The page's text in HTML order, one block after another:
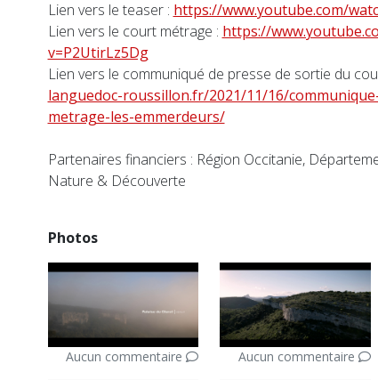
Lien vers le teaser : https://www.youtube.com/
Lien vers le court métrage : https://
v=P2UtirLz5Dg
Lien vers le communiqué de presse de sortie du
languedoc-roussillon.fr/2021/11/16/
metrage-les-emmerdeurs/
Partenaires financiers : Région Occitanie,
Nature & Découverte
Photos
Aucun commentaire Aucun commentaire